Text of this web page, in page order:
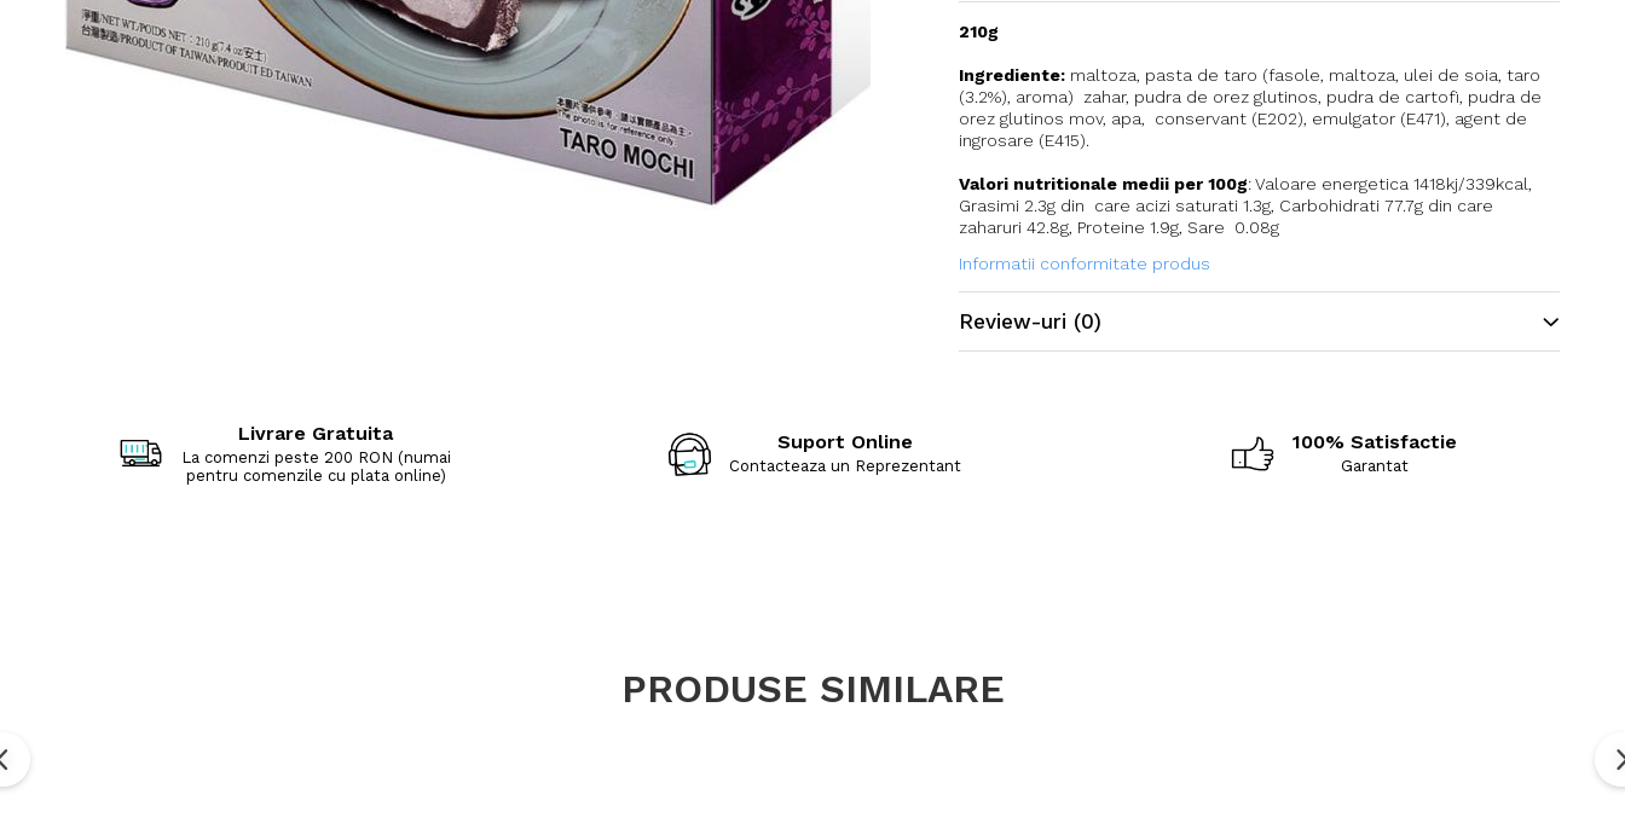
210g
Ingrediente:maltoza, pasta de taro (fasole, maltoza, ulei de soia, taro
(3.2%), aroma) zahar, pudra de orez glutinos, pudra de cartofi, pudra de
orez glutinos mov, apa, conservant (E202), emulgator (E471), agent de
ingrosare (E415).
Valori nutritionale medii per 100g: Valoare energetica 1418kj/339kcal,
Grasimi 2.3g din care acizi saturati 1.3g, Carbohidrati 77.7g din care
zaharuri 42.8g, Proteine 1.9g, Sare 0.08g
Informatii conformitate produs
Review-uri (0)
Livrare Gratuita
La comenzi peste 200 RON (numai
pentru comenzile cu plata online)
Suport Online
Contacteaza un Reprezentant
100% Satisfactie
Garantat
PRODUSE SIMILARE